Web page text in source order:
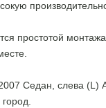
простотой
Седан, слева (L)